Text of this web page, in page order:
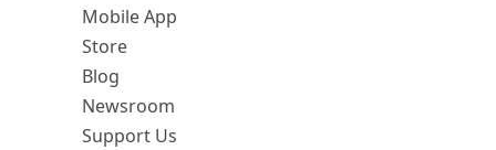
Mobile App
Store
Blog
Newsroom
Support Us